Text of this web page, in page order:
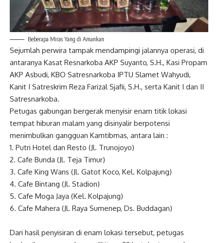
Beberapa Miras Yang di Amankan
​Sejumlah perwira tampak mendampingi jalannya operasi, di
antaranya Kasat Resnarkoba AKP Suyanto, S.H., Kasi Propam
AKP Asbudi, KBO Satresnarkoba IPTU Slamet Wahyudi,
Kanit I Satreskrim Reza Farizal Sjafii, S.H., serta Kanit I dan II
Satresnarkoba.
​Petugas gabungan bergerak menyisir enam titik lokasi
tempat hiburan malam yang disinyalir berpotensi
menimbulkan gangguan Kamtibmas, antara lain :
1. ​Putri Hotel dan Resto (Jl. Trunojoyo)
2. ​Cafe Bunda (Jl. Teja Timur)
3. ​Cafe King Wans (Jl. Gatot Koco, Kel. Kolpajung)
4. ​Cafe Bintang (Jl. Stadion)
5. ​Cafe Moga Jaya (Kel. Kolpajung)
6. ​Cafe Mahera (Jl. Raya Sumenep, Ds. Buddagan)
​Dari hasil penyisiran di enam lokasi tersebut, petugas